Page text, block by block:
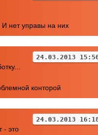
И нет управы на них
24.03.2013
конторой
24.03.2013
- это